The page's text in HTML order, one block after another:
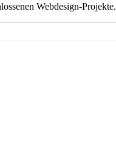
Webdesign-Projekte.